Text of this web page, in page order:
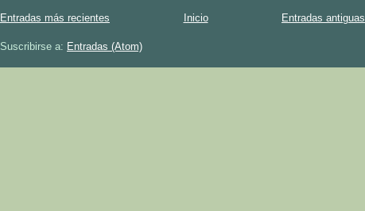
Entradas más recientes Entradas antiguas
Inicio
Suscribirse a: Entradas (Atom)